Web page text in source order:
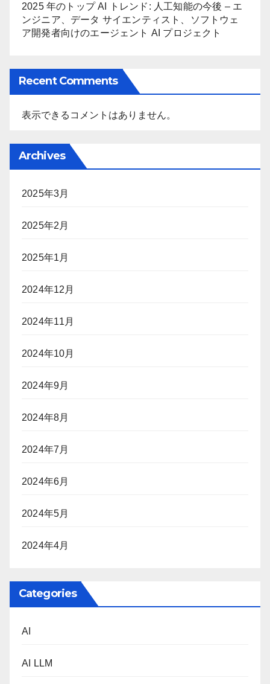
2025 年のトップ AI トレンド: 人工知能の今後 – エ
ンジニア、データ サイエンティスト、ソフトウェ
ア開発者向けのエージェント AI プロジェクト
Recent Comments
表示できるコメントはありません。
Archives
2025年3月
2025年2月
2025年1月
2024年12月
2024年11月
2024年10月
2024年9月
2024年8月
2024年7月
2024年6月
2024年5月
2024年4月
Categories
AI
AI LLM